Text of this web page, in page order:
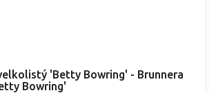
'Betty Bowring' - Brunnera
Bowring'